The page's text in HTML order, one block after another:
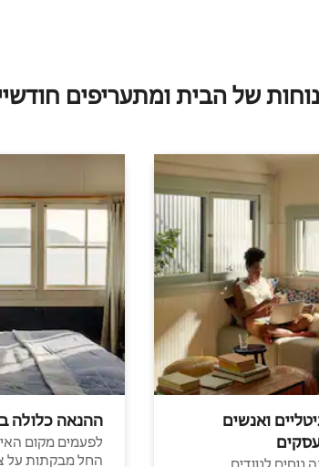
של הבית ומתעריפים
ואנשים
ההנאה כלולה
לפעמים מקום
החל מבקתות על